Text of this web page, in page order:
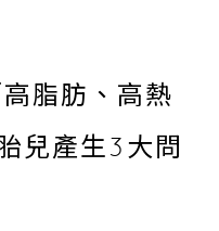
脂肪、高熱
兒產生3大問